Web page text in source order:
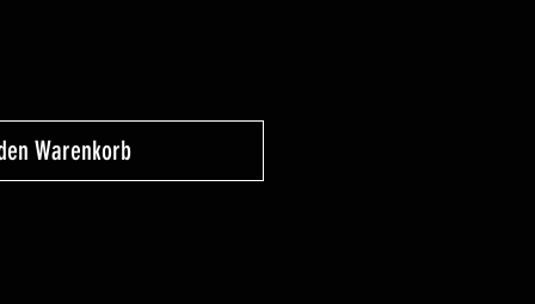
Warenkorb